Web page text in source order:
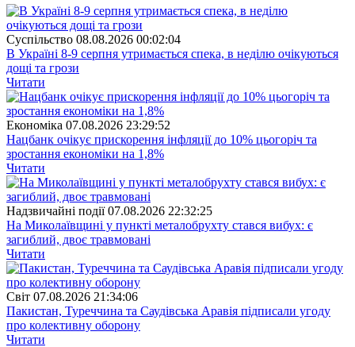
Суспiльство 08.08.2026 00:02:04
В Україні 8-9 серпня утримається спека, в неділю очікуються
дощі та грози
Читати
Економіка 07.08.2026 23:29:52
Нацбанк очікує прискорення інфляції до 10% цьогоріч та
зростання економіки на 1,8%
Читати
Надзвичайні події 07.08.2026 22:32:25
На Миколаївщині у пункті металобрухту стався вибух: є
загиблий, двоє травмовані
Читати
Свiт 07.08.2026 21:34:06
Пакистан, Туреччина та Саудівська Аравія підписали угоду
про колективну оборону
Читати